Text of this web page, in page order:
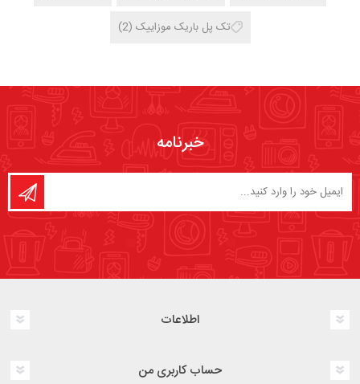
تک پل باریک موزاییک (2)
خبرنامه
اطلاعات
حساب کاربری من